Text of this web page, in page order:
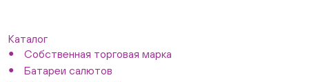
Каталог
Собственная торговая марка
Батареи салютов